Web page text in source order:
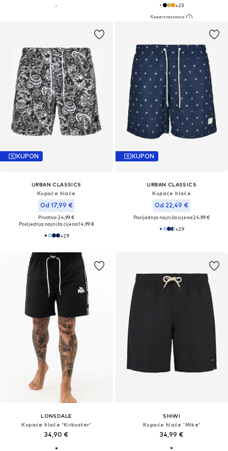
+23
KUPON
URBAN CLASSICS
Kupaće hlače
Od 17,99 €
Prvotno: 24,99 €
Posljednja najniža cijena:14,99 €
+29
KUPON
URBAN CLASSICS
Kupaće hlače
Od 22,49 €
Posljednja najniža cijena:24,99 €
+29
LONSDALE
Kupaće hlače 'Kirbuster'
34,90 €
SHIWI
Kupaće hlače 'Mike'
34,99 €